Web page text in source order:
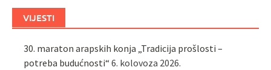
VIJESTI
30. maraton arapskih konja „Tradicija prošlosti –
potreba budućnosti“ 6. kolovoza 2026.